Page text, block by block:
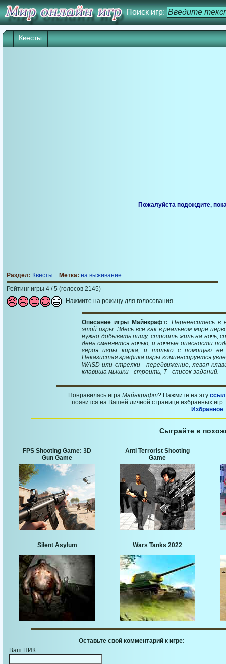
Поиск игр:
Квесты
Игра начнется через 25 сек. Кликните
Раздел: Квесты Метка: на выживание
Рейтинг игры 4 / 5 (голосов 2145)
Нажмите на рожицу для голосования.
Описание игры Майнкрафт: Перенеситесь в
этой игры. Здесь все как в реальном мире
нужно добывать пищу, строить жиль на ночь,
день сменяется ночью, и ночные опасности
героя игры кирка, и только с помощью
Неказистая графика игры компенсируется
WASD или стрелки - передвижение, левая
клавиша мышки - строить, T - список заданий.
Понравилась игра Майнкрафт? Нажмите на эту
появится на Вашей личной странице избранных
Избранное.
Сыграйте в
FPS Shooting Game: 3D
Gun Game
Anti Terrorist Shooting
Game
Silent Asylum Wars Tanks 2022
Оставьте свой комментарий к игре:
Ваш НИК: